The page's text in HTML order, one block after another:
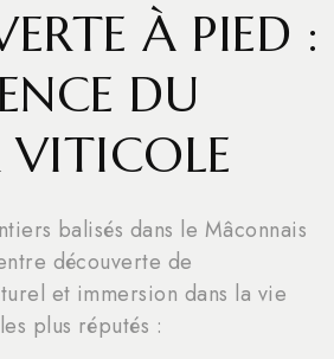
À PIED :
DU
VITICOLE
balisés dans le Mâconnais
découverte de
et immersion dans la vie
plus réputés :